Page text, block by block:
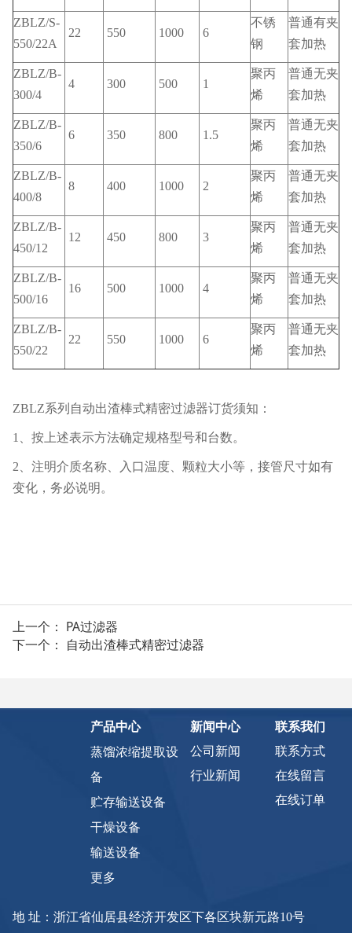
ZBLZ/S-
550/22A
22 550 1000 6
不锈
钢
普通有夹
套加热
ZBLZ/B-
300/4
4 300 500 1
聚丙
烯
普通无夹
套加热
ZBLZ/B-
350/6
6 350 800 1.5
聚丙
烯
普通无夹
套加热
ZBLZ/B-
400/8
8 400 1000 2
聚丙
烯
普通无夹
套加热
ZBLZ/B-
450/12
12 450 800 3
聚丙
烯
普通无夹
套加热
ZBLZ/B-
500/16
16 500 1000 4
聚丙
烯
普通无夹
套加热
ZBLZ/B-
550/22
22 550 1000 6
聚丙
烯
普通无夹
套加热
ZBLZ系列自动出渣棒式精密过滤器订货须知：
1、按上述表示方法确定规格型号和台数。
2、注明介质名称、入口温度、颗粒大小等，接管尺寸如有
变化，务必说明。
上一个： PA过滤器
下一个： 自动出渣棒式精密过滤器
产品中心
蒸馏浓缩提取设
备
贮存输送设备
干燥设备
输送设备
更多
新闻中心
公司新闻
行业新闻
联系我们
联系方式
在线留言
在线订单
地 址：浙江省仙居县经济开发区下各区块新元路10号